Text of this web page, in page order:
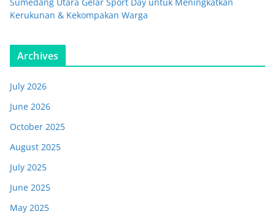
Kerukunan & Kekompakan Warga
Archives
July 2026
June 2026
October 2025
August 2025
July 2025
June 2025
May 2025